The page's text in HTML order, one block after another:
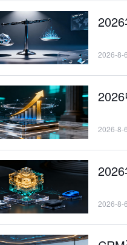
2026-8-6
2026-8-6
2026-8-6